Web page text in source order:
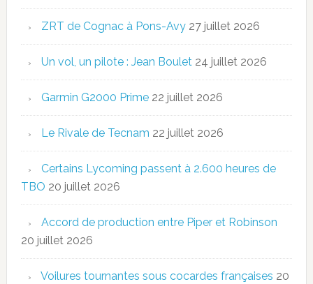
ZRT de Cognac à Pons-Avy 27 juillet 2026
Un vol, un pilote : Jean Boulet 24 juillet 2026
Garmin G2000 Prime 22 juillet 2026
Le Rivale de Tecnam 22 juillet 2026
Certains Lycoming passent à 2.600 heures de
TBO 20 juillet 2026
Accord de production entre Piper et Robinson
20 juillet 2026
Voilures tournantes sous cocardes françaises 20